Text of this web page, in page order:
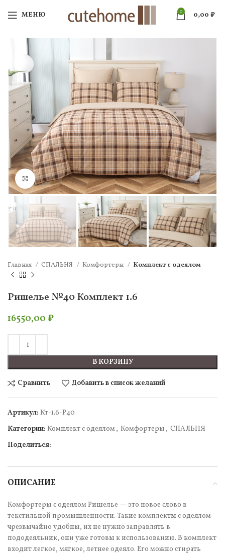
МЕНЮ 0 0,00 ₽
Нажмите, чтобы увеличить
Главная СПАЛЬНЯ Комфортеры Комплект c одеялом
Ришелье №40 Комплект 1.6
16550,00 ₽
В КОРЗИНУ
Сравнить Добавить в список желаний
Артикул: Кт-1.6-Р40
Категории: Комплект c одеялом , Комфортеры , СПАЛЬНЯ
Поделиться:
ОПИСАНИЕ
Комфортеры с одеялом Ришелье — это новое слово в
текстильной промышленности. Такие комплекты с одеялом
чрезвычайно удобны, их не нужно заправлять в
пододеяльник, они уже готовы к использованию. В комплект
входит легкое, мягкое, летнее одеяло. Его можно стирать